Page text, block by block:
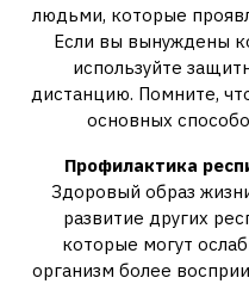
людьми, которые
Если вы вынуждены
используйте
дистанцию. Помните,
основных
Профилактика
Здоровый образ
развитие других
которые могут
организм более